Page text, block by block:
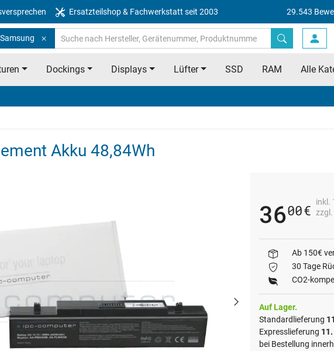
Ersatzteilshop & Fachwerkstatt seit 2003 29.543
Dockings Displays Lüfter SSD RAM Alle
Akku 48,84Wh
3600€
inkl.
zzgl.
Ab 150€
30 Tage
CO2-
Auf Lager.
Standardlieferung
Expresslieferung
bei Bestellung